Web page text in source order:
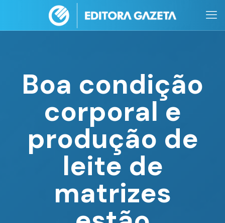
Boa condição
corporal e
produção de
leite de
matrizes